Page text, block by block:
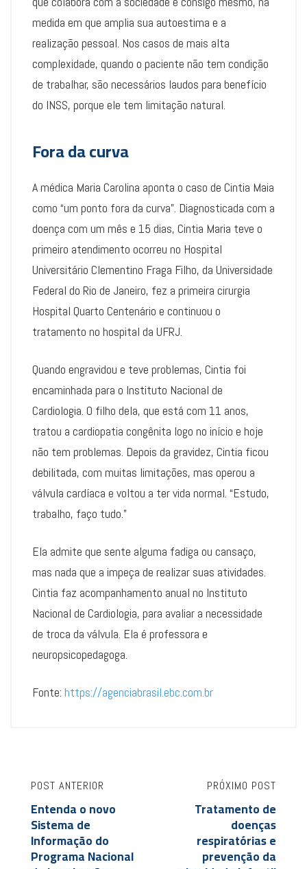
medida em que amplia sua autoestima e a
realização pessoal. Nos casos de mais alta
complexidade, quando o paciente não tem condição
de trabalhar, são necessários laudos para benefício
do INSS, porque ele tem limitação natural.
Fora da curva
A médica Maria Carolina aponta o caso de Cintia Maia
como “um ponto fora da curva”. Diagnosticada com a
doença com um mês e 15 dias, Cintia Maria teve o
primeiro atendimento ocorreu no Hospital
Universitário Clementino Fraga Filho, da Universidade
Federal do Rio de Janeiro, fez a primeira cirurgia
Hospital Quarto Centenário e continuou o
tratamento no hospital da UFRJ.
Quando engravidou e teve problemas, Cintia foi
encaminhada para o Instituto Nacional de
Cardiologia. O filho dela, que está com 11 anos,
tratou a cardiopatia congênita logo no início e hoje
não tem problemas. Depois da gravidez, Cintia ficou
debilitada, com muitas limitações, mas operou a
válvula cardíaca e voltou a ter vida normal. “Estudo,
trabalho, faço tudo.”
Ela admite que sente alguma fadiga ou cansaço,
mas nada que a impeça de realizar suas atividades.
Cintia faz acompanhamento anual no Instituto
Nacional de Cardiologia, para avaliar a necessidade
de troca da válvula. Ela é professora e
neuropsicopedagoga.
Fonte: https://agenciabrasil.ebc.com.br
POST ANTERIOR
Entenda o novo
Sistema de
Informação do
Programa Nacional
PRÓXIMO POST
Tratamento de
doenças
respiratórias e
prevenção da